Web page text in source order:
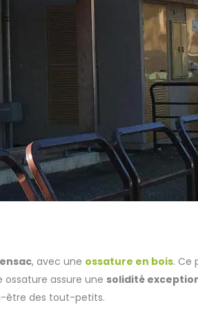
, avec une ossature en bois. Ce
assure une solidité
être des tout-petits.